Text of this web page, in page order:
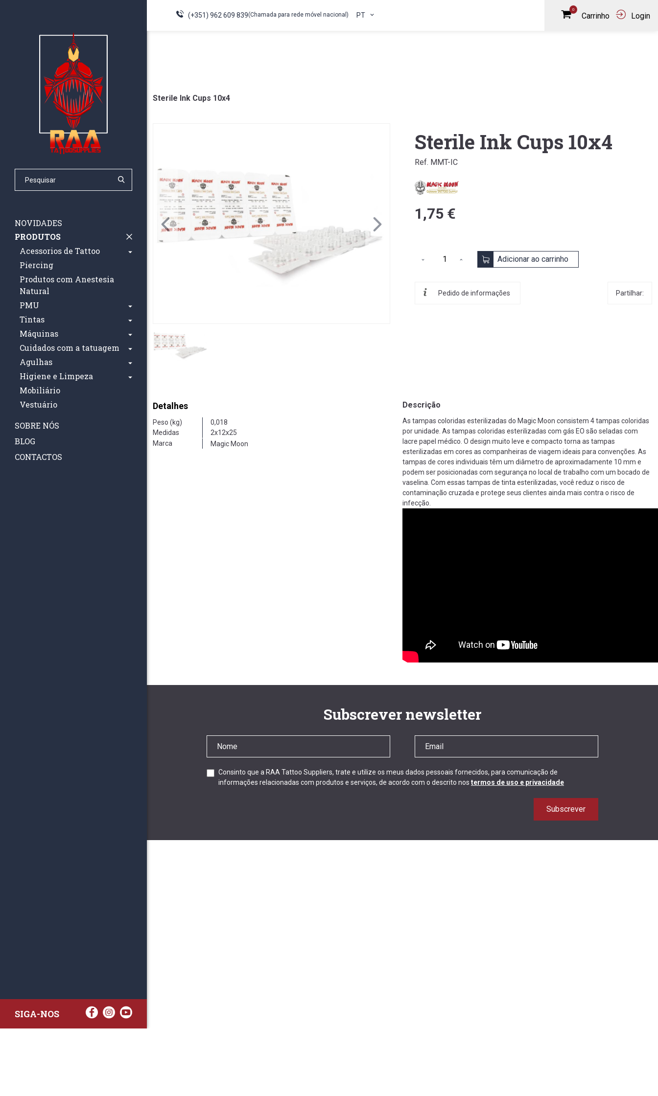
NOVIDADES
PRODUTOS
Acessorios de Tattoo
Piercing
Produtos com Anestesia
Natural
PMU
Tintas
Máquinas
Cuidados com a tatuagem
Agulhas
Higiene e Limpeza
Mobiliário
Vestuário
SOBRE NÓS
BLOG
CONTACTOS
SIGA-NOS
(+351) 962 609 839(Chamada para rede móvel nacional) PT
0
Carrinho Login
Sterile Ink Cups 10x4
Sterile Ink Cups 10x4
Ref. MMT-IC
1,75 €
Adicionar ao carrinho
Pedido de informações Partilhar:
Detalhes
Peso (kg)
0,018
Medidas
2x12x25
Marca
Magic Moon
Descrição
As tampas coloridas esterilizadas do Magic Moon consistem 4 tampas coloridas
por unidade. As tampas coloridas esterilizadas com gás EO são seladas com
lacre papel médico. O design muito leve e compacto torna as tampas
esterilizadas em cores as companheiras de viagem ideais para convenções. As
tampas de cores individuais têm um diâmetro de aproximadamente 10 mm e
podem ser posicionadas com segurança no local de trabalho com um bocado de
vaselina. Com essas tampas de tinta esterilizadas, você reduz o risco de
contaminação cruzada e protege seus clientes ainda mais contra o risco de
infecção.
Subscrever newsletter
Consinto que a RAA Tattoo Suppliers, trate e utilize os meus dados pessoais fornecidos, para comunicação de
informações relacionadas com produtos e serviços, de acordo com o descrito nos termos de uso e privacidade
Subscrever